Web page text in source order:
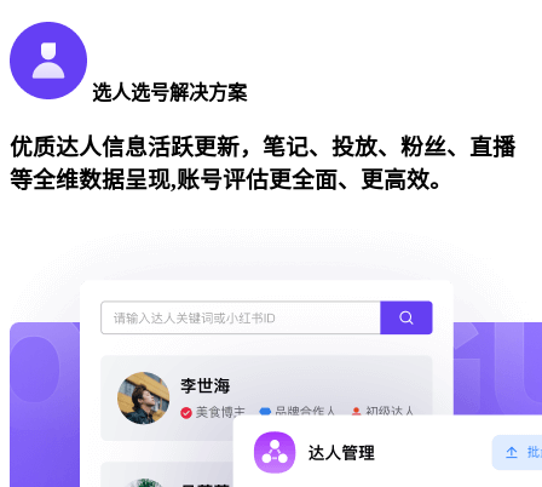
选人选号解决方案
优质达人信息活跃更新，笔记、投放、粉丝、直播
等全维数据呈现,账号评估更全面、更高效。